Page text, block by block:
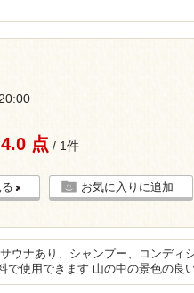
4.0 点 / 1件
お気に入りに追加
ウナあり、シャンプー、コンディ
で使用できます 山の中の景色の良